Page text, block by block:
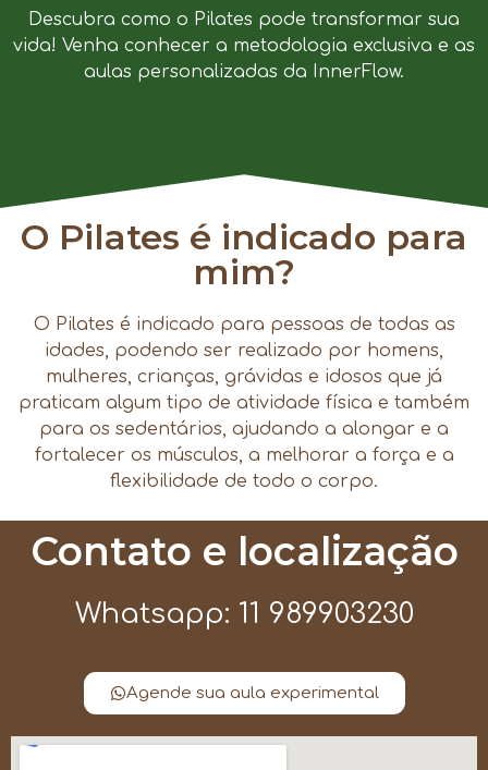
Descubra como o Pilates pode transformar sua
vida! Venha conhecer a metodologia exclusiva e as
aulas personalizadas da InnerFlow.
O Pilates é indicado para
mim?
O Pilates é indicado para pessoas de todas as
idades, podendo ser realizado por homens,
mulheres, crianças, grávidas e idosos que já
praticam algum tipo de atividade física e também
para os sedentários, ajudando a alongar e a
fortalecer os músculos, a melhorar a força e a
flexibilidade de todo o corpo.
Contato e localização
Whatsapp: 11 989903230
Agende sua aula experimental